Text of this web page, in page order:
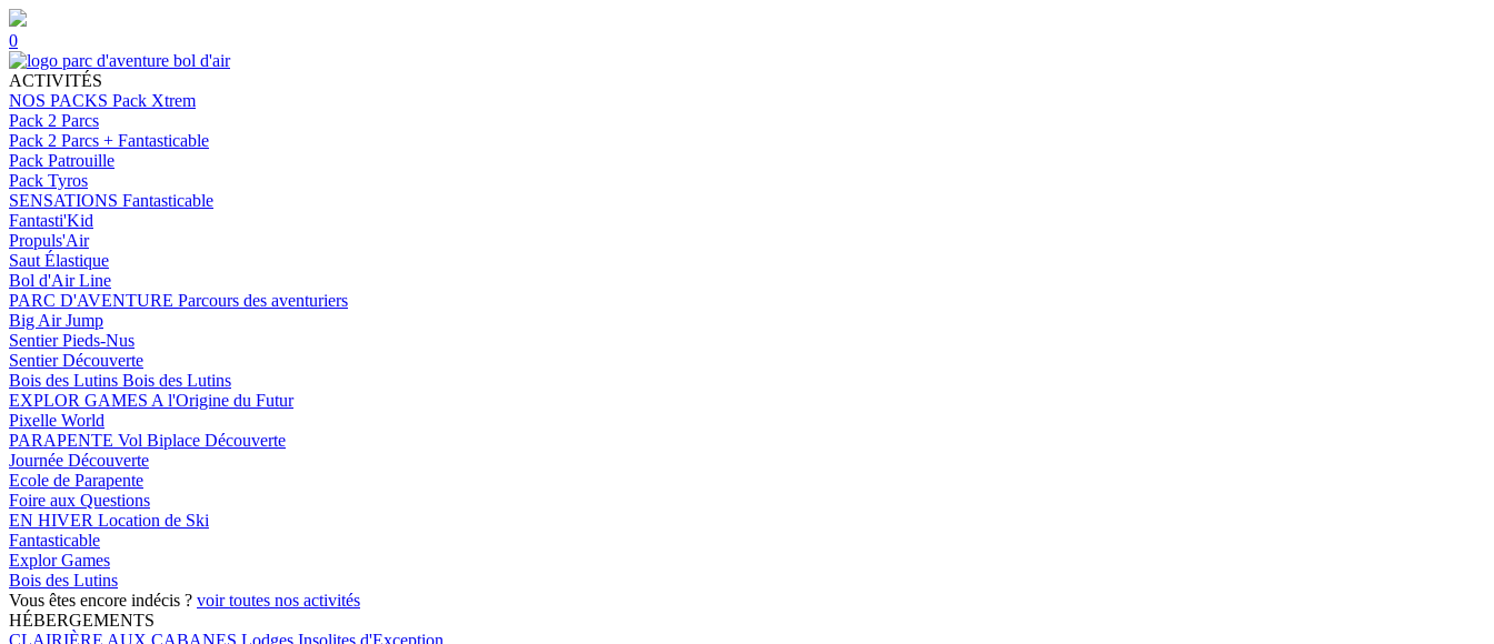
0
ACTIVITÉS
NOS PACKS Pack Xtrem
Pack 2 Parcs
Pack 2 Parcs + Fantasticable
Pack Patrouille
Pack Tyros
SENSATIONS Fantasticable
Fantasti'Kid
Propuls'Air
Saut Élastique
Bol d'Air Line
PARC D'AVENTURE Parcours des aventuriers
Big Air Jump
Sentier Pieds-Nus
Sentier Découverte
Bois des Lutins Bois des Lutins
EXPLOR GAMES A l'Origine du Futur
Pixelle World
PARAPENTE Vol Biplace Découverte
Journée Découverte
Ecole de Parapente
Foire aux Questions
EN HIVER Location de Ski
Fantasticable
Explor Games
Bois des Lutins
Vous êtes encore indécis ? voir toutes nos activités
HÉBERGEMENTS
CLAIRIÈRE AUX CABANES Lodges Insolites d'Exception